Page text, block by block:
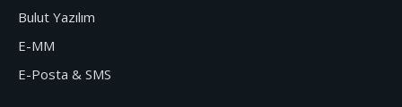
Bulut Yazılım
E-MM
E-Posta & SMS